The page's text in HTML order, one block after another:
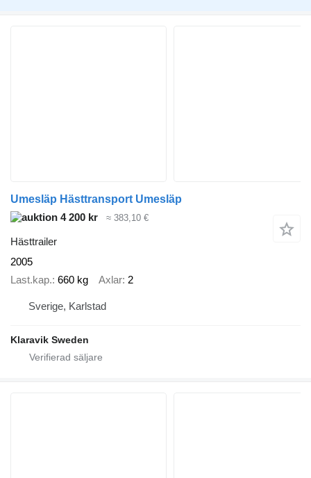
Umesläp Hästtransport Umesläp
4 200 kr
≈ 383,10 €
Hästtrailer
2005
Last.kap. 660 kg Axlar 2
Sverige, Karlstad
Klaravik Sweden